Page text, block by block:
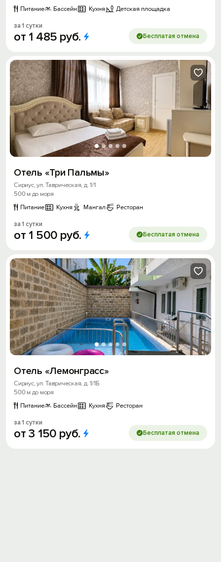
Питание
Бассейн Кухня Детская площадка
за 1 сутки
от 1 485 руб. Бесплатая отмена
Отель «Три Пальмы»
Сириус, ул. Таврическая, д. 1/1
500 м до моря
Питание
Кухня Мангал Ресторан
за 1 сутки
от 1 500 руб. Бесплатая отмена
Отель «Лемонграсс»
Сириус, ул. Таврическая, д. 1/1Б
500 м до моря
Питание
Бассейн Кухня Ресторан
за 1 сутки
от3 150 руб. Бесплатая отмена